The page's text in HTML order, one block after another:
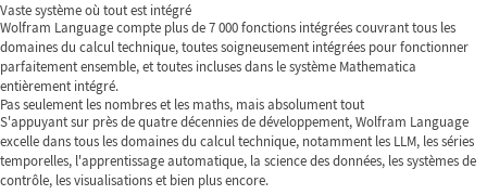
Vaste système où tout est intégré
Wolfram Language compte plus de 7 000 fonctions intégrées couvrant tous les
domaines du calcul technique, toutes soigneusement intégrées pour fonctionner
parfaitement ensemble, et toutes incluses dans le système Mathematica
entièrement intégré.
Pas seulement les nombres et les maths, mais absolument tout
S'appuyant sur près de quatre décennies de développement, Wolfram Language
excelle dans tous les domaines du calcul technique, notamment les LLM, les séries
temporelles, l'apprentissage automatique, la science des données, les systèmes de
contrôle, les visualisations et bien plus encore.